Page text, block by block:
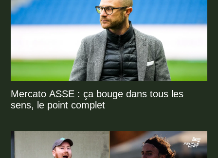
Mercato ASSE : ça bouge dans tous les
sens, le point complet